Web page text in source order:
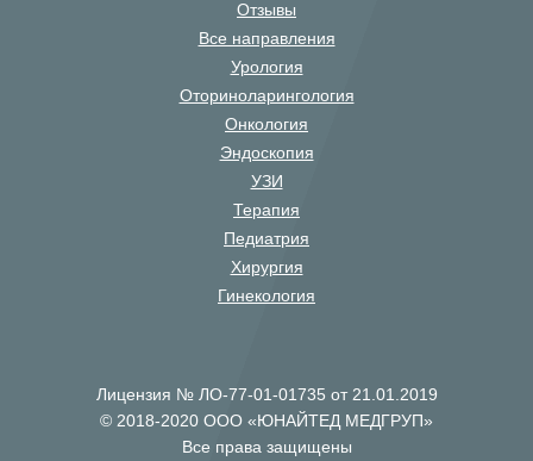
Отзывы
Все направления
Урология
Оториноларингология
Онкология
Эндоскопия
УЗИ
Терапия
Педиатрия
Хирургия
Гинекология
Лицензия № ЛО-77-01-01735 от 21.01.2019
© 2018-2020 ООО «ЮНАЙТЕД МЕДГРУП»
Все права защищены